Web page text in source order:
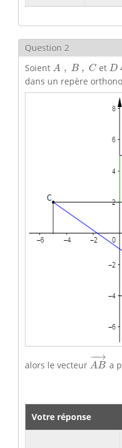
Question 2
Soient A , B , C
A ,C et D
D
dans un repère
alors le vecteur
−
−→
AB
AB→
a
Votre réponse